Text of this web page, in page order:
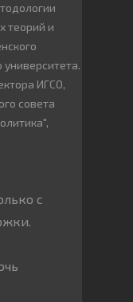
теорий и
университета.
ИГСО,
совета
с